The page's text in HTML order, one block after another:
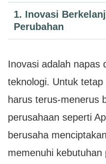
1. Inovasi
Perubahan
Inovasi adalah napas
teknologi. Untuk
harus terus-menerus
perusahaan seperti
berusaha
memenuhi kebutuhan